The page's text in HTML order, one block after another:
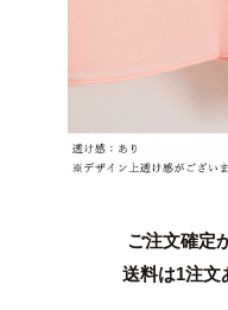
ご注文確定
送料は1注文